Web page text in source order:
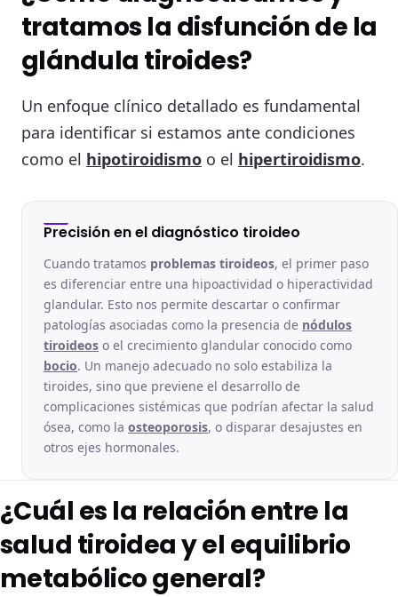
tratamos la disfunción de la
glándula tiroides?
Un enfoque clínico detallado es fundamental
para identificar si estamos ante condiciones
como el hipotiroidismo o el hipertiroidismo.
Precisión en el diagnóstico tiroideo
Cuando tratamos problemas tiroideos, el primer paso
es diferenciar entre una hipoactividad o hiperactividad
glandular. Esto nos permite descartar o confirmar
patologías asociadas como la presencia de nódulos
tiroideos o el crecimiento glandular conocido como
bocio. Un manejo adecuado no solo estabiliza la
tiroides, sino que previene el desarrollo de
complicaciones sistémicas que podrían afectar la salud
ósea, como la osteoporosis, o disparar desajustes en
otros ejes hormonales.
¿Cuál es la relación entre la
salud tiroidea y el equilibrio
metabólico general?